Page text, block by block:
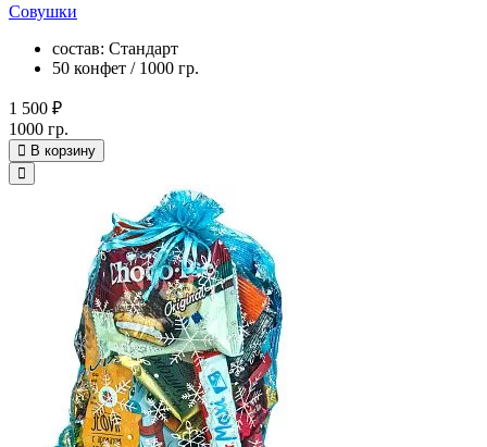
Совушки
состав: Стандарт
50 конфет / 1000 гр.
1 500 ₽
1000 гр.
В корзину